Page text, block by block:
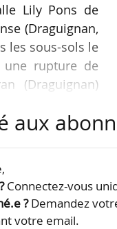
Lily Pons de
(Draguignan,
les sous-sols le
une rupture de
(Draguignan)
18/10/2017 ou
de la Ville de
aux
Connectez-vous
?Demandez
votre email.